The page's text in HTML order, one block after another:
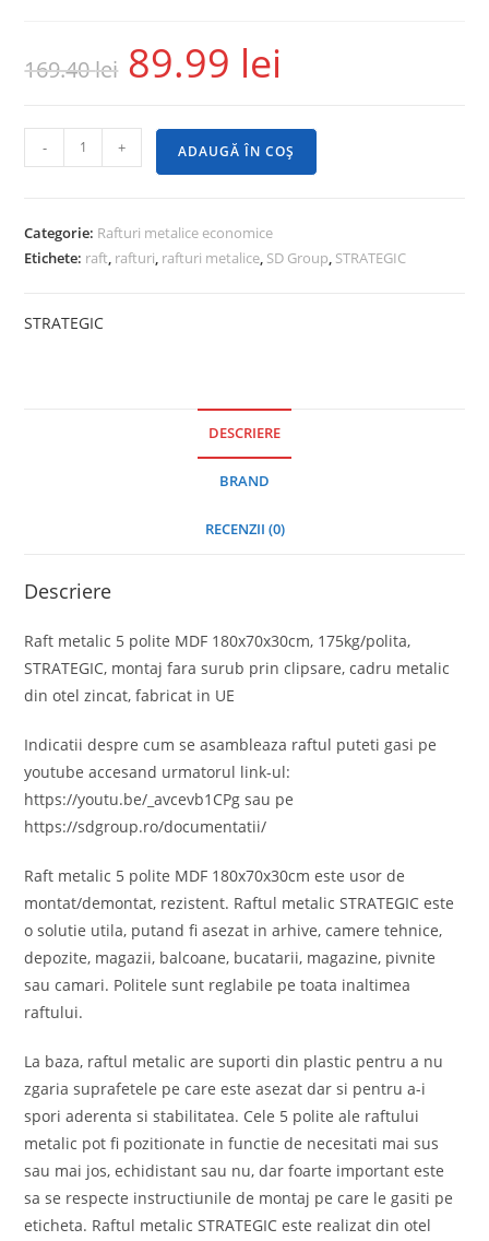
169.40lei 89.99 lei
- + ADAUGĂ ÎN COȘ
Categorie: Rafturi metalice economice
Etichete: raft rafturi rafturi metalice SD Group STRATEGIC
STRATEGIC
DESCRIERE
BRAND
RECENZII (0)
Descriere
Raft metalic 5 polite MDF 180x70x30cm, 175kg/polita,
STRATEGIC, montaj fara surub prin clipsare, cadru metalic
din otel zincat, fabricat in UE
Indicatii despre cum se asambleaza raftul puteti gasi pe
youtube accesand urmatorul link-ul:
https://youtu.be/_avcevb1CPg sau pe
https://sdgroup.ro/documentatii/
Raft metalic 5 polite MDF 180x70x30cm este usor de
montat/demontat, rezistent. Raftul metalic STRATEGIC este
o solutie utila, putand fi asezat in arhive, camere tehnice,
depozite, magazii, balcoane, bucatarii, magazine, pivnite
sau camari. Politele sunt reglabile pe toata inaltimea
raftului.
La baza, raftul metalic are suporti din plastic pentru a nu
zgaria suprafetele pe care este asezat dar si pentru a-i
spori aderenta si stabilitatea. Cele 5 polite ale raftului
metalic pot fi pozitionate in functie de necesitati mai sus
sau mai jos, echidistant sau nu, dar foarte important este
sa se respecte instructiunile de montaj pe care le gasiti pe
eticheta. Raftul metalic STRATEGIC este realizat din otel